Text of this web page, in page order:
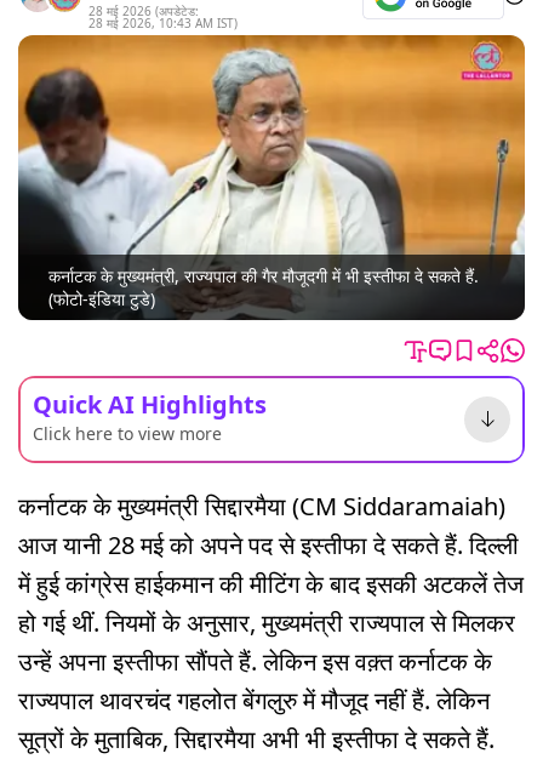
28 मई 2026 (अपडेटेड:
28 मई 2026, 10:43 AM IST)
कर्नाटक के मुख्यमंत्री, राज्यपाल की गैर मौजूदगी में भी इस्तीफा दे सकते हैं.
(फोटो-इंडिया टुडे)
Quick AI Highlights
Click here to view more
कर्नाटक के मुख्यमंत्री सिद्दारमैया (CM Siddaramaiah)
आज यानी 28 मई को अपने पद से इस्तीफा दे सकते हैं. दिल्ली
में हुई कांग्रेस हाईकमान की मीटिंग के बाद इसकी अटकलें तेज
हो गई थीं. नियमों के अनुसार, मुख्यमंत्री राज्यपाल से मिलकर
उन्हें अपना इस्तीफा सौंपते हैं. लेकिन इस वक़्त कर्नाटक के
राज्यपाल थावरचंद गहलोत बेंगलुरु में मौजूद नहीं हैं. लेकिन
सूत्रों के मुताबिक, सिद्दारमैया अभी भी इस्तीफा दे सकते हैं.